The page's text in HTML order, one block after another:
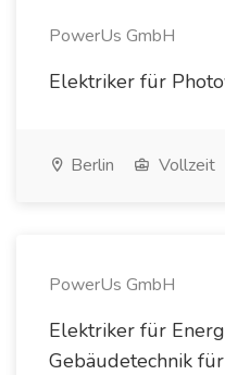
PowerUs GmbH
Elektriker für
Berlin Vollzeit
PowerUs GmbH
Elektriker für
Gebäudetechnik